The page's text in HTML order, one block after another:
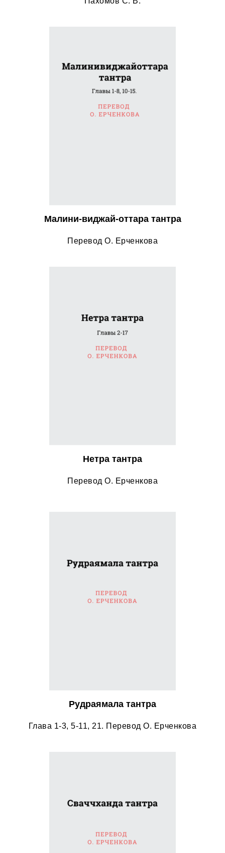
Малини-виджай-оттара тантра
Перевод О. Ерченкова
Нетра тантра
Перевод О. Ерченкова
Рудраямала тантра
Глава 1-3, 5-11, 21. Перевод О. Ерченкова